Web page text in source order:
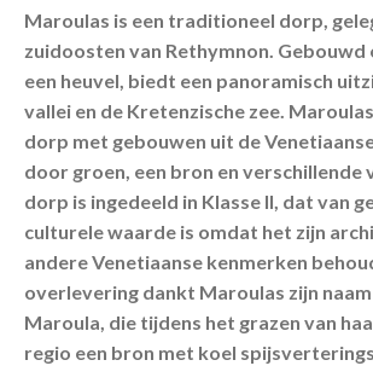
Maroulas is een traditioneel dorp,
zuidoosten van Rethymnon. Gebouwd
een heuvel, biedt een panoramisch
vallei en de Kretenzische zee.
dorp met gebouwen uit de
door groen, een bron en verschillende
dorp is ingedeeld in Klasse II, dat van
culturele waarde is omdat het zijn
andere Venetiaanse kenmerken
overlevering dankt Maroulas zijn
Maroula, die tijdens het grazen van
regio een bron met koel